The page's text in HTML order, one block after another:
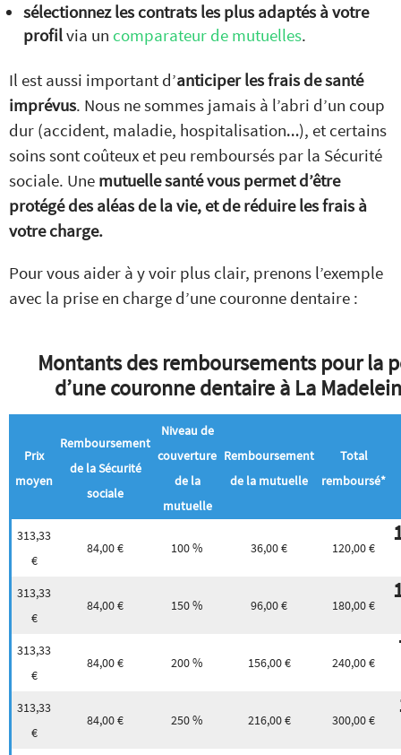
sélectionnez les contrats les plus adaptés à votre
profilvia un comparateur de mutuelles.
Il est aussi important d’anticiper les frais de santé
imprévus. Nous ne sommes jamais à l’abri d’un coup
dur (accident, maladie, hospitalisation…), et certains
soins sont coûteux et peu remboursés par la Sécurité
sociale. Une mutuelle santé vous permet d’être
protégé des aléas de la vie, et de réduire les frais à
votre charge.
Pour vous aider à y voir plus clair, prenons l’exemple
avec la prise en charge d’une couronne dentaire :
Montants des remboursements pour la
d’une couronne dentaire à La
Prix
moyen
Remboursement
de la Sécurité
sociale
Niveau de
couverture
de la
mutuelle
Remboursement
de la mutuelle
Total
remboursé*
313,33
€
84,00 € 100 % 36,00 € 120,00 €
313,33
€
84,00 € 150 % 96,00 € 180,00 €
313,33
€
84,00 € 200 % 156,00 € 240,00 €
313,33
€
84,00 € 250 % 216,00 € 300,00 €